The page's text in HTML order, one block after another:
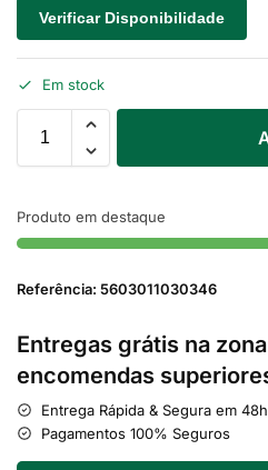
Verificar Disponibilidade
Em stock
Produto em destaque
Referência: 5603011030346
Entregas grátis na
encomendas
Entrega Rápida & Segura em 48h
Pagamentos 100% Seguros